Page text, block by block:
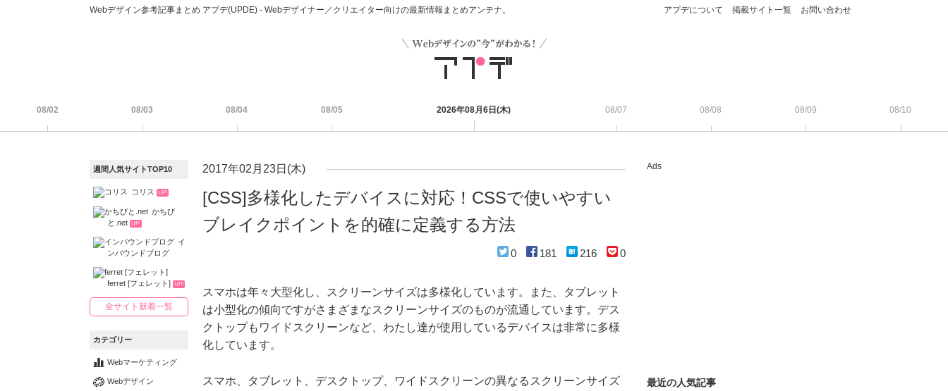
Webデザイン参考記事まとめ アプデ(UPDE) - Webデザイナー／クリエイター向けの最新情報まとめアンテナ。 アプデについて 掲載サイト一覧 お問い合わせ
08/02 08/03 08/04 08/05 2026年08月6日(木) 08/07 08/08 08/09 08/10
2017年02月23日(木)
[CSS]多様化したデバイスに対応！CSSで使いやすい
ブレイクポイントを的確に定義する方法
0 181 216 0
スマホは年々大型化し、スクリーンサイズは多様化しています。また、タブレット
は小型化の傾向ですがさまざまなスクリーンサイズのものが流通しています。デス
クトップもワイドスクリーンなど、わたし達が使用しているデバイスは非常に多様
化しています。
スマホ、タブレット、デスクトップ、ワイドスクリーンの異なるスクリーンサイズ
Ads
最近の人気記事
週間人気サイトTOP10
コリス UP!
かちび
と.net UP!
イ
ンバウンドブログ
ferret [フェレット] UP!
全サイト新着一覧
カテゴリー
Webマーケティング
Webデザイン